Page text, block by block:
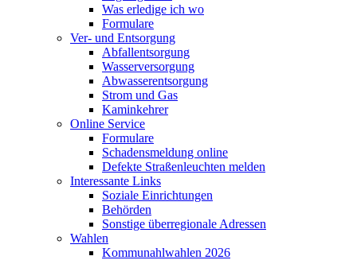
Was erledige ich wo
Formulare
Ver- und Entsorgung
Abfallentsorgung
Wasserversorgung
Abwasserentsorgung
Strom und Gas
Kaminkehrer
Online Service
Formulare
Schadensmeldung online
Defekte Straßenleuchten melden
Interessante Links
Soziale Einrichtungen
Behörden
Sonstige überregionale Adressen
Wahlen
Kommunahlwahlen 2026